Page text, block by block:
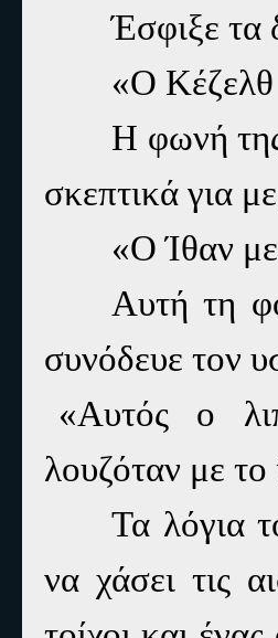
Έσφιξε τα
«Ο Κέζελθ
Η φωνή
σκεπτικά για
«Ο Ίθαν
Αυτή τη
συνόδευε τον
«Αυτός ο
λουζόταν με το
Τα λόγια
να χάσει τις